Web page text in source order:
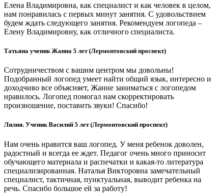
Елена Владимировна, как специалист и как человек в целом,
нам понравилась с первых минут занятия. С удовольствием
будем ждать следующего занятия. Рекомендуем логопеда –
Елену Владимировну, как отличного специалиста.
Татьяна ученик Жанна 5 лет (Лермонтовский проспект)
Сотрудничеством с вашим центром мы довольны!
Подобранный логопед умеет найти общий язык, интересно и
доходчиво все объясняет, Жанне заниматься с логопедом
нравилось. Логопед помогал нам скорректировать
произношение, поставить звуки! Спасибо!
Лилия. Ученик Василий 5 лет (Лермонтовский проспект)
Нам очень нравится ваш логопед. У меня ребенок доволен,
радостный и всегда ее ждет. Педагог очень много приносит
обучающего материала и распечатки и какая-то литература
специализированная. Наталья Викторовна замечательный
специалист, тактичная, пунктуальная, выводит ребенка на
речь. Спасибо большое ей за работу!